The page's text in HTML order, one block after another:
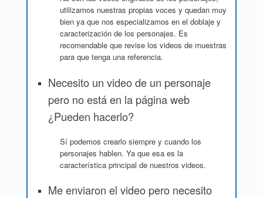
utilizamos nuestras propias voces y quedan muy
bien ya que nos especializamos en el doblaje y
caracterización de los personajes. Es
recomendable que revise los videos de muestras
para que tenga una referencia.
Necesito un video de un personaje
pero no está en la página web
¿Pueden hacerlo?
Sí podemos crearlo siempre y cuando los
personajes hablen. Ya que esa es la
característica principal de nuestros videos.
Me enviaron el video pero necesito